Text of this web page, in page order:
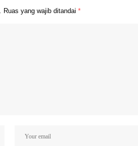
Ruas yang wajib ditandai *